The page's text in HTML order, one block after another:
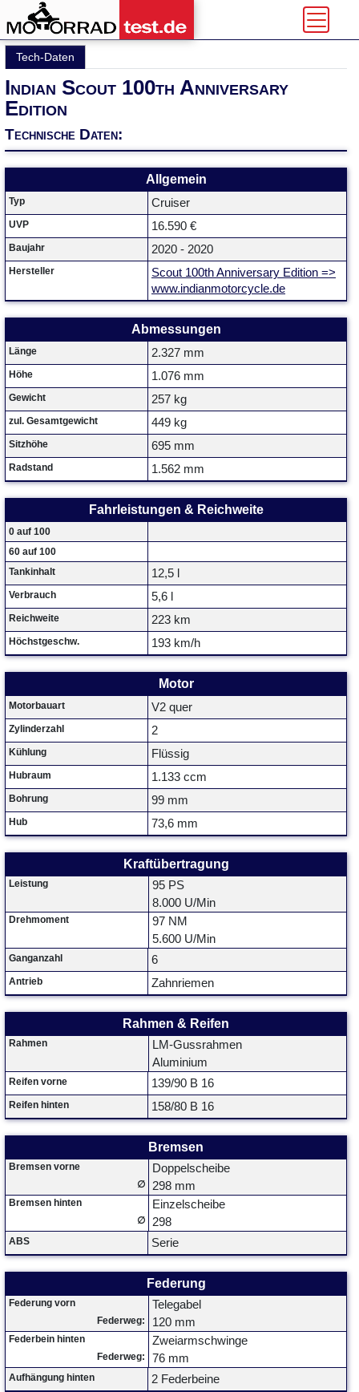
Tech-Daten
Indian Scout 100th Anniversary
Edition
Technische Daten:
Allgemein
Typ Cruiser
UVP 16.590 €
Baujahr 2020 - 2020
Hersteller
Scout 100th Anniversary Edition =>
www.indianmotorcycle.de
Abmessungen
Länge 2.327 mm
Höhe 1.076 mm
Gewicht 257 kg
zul. Gesamtgewicht 449 kg
Sitzhöhe 695 mm
Radstand 1.562 mm
Fahrleistungen & Reichweite
0 auf 100
60 auf 100
Tankinhalt
12,5 l
Verbrauch 5,6 l
Reichweite 223 km
Höchstgeschw. 193 km/h
Motor
Motorbauart V2 quer
Zylinderzahl 2
Kühlung Flüssig
Hubraum 1.133 ccm
Bohrung 99 mm
Hub 73,6 mm
Kraftübertragung
Leistung
95 PS
8.000 U/Min
Drehmoment
97 NM
5.600 U/Min
Ganganzahl 6
Antrieb Zahnriemen
Rahmen & Reifen
Rahmen
LM-Gussrahmen
Aluminium
Reifen vorne 139/90 B 16
Reifen hinten 158/80 B 16
Bremsen
Bremsen vorne Doppelscheibe
∅ 298 mm
Bremsen hinten Einzelscheibe
∅ 298
ABS Serie
Federung
Federung vorn Telegabel
Federweg: 120 mm
Federbein hinten Zweiarmschwinge
Federweg: 76 mm
Aufhängung hinten 2 Federbeine